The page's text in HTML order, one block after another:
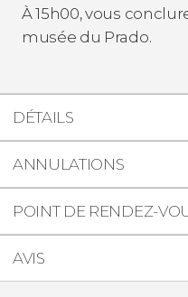
À 15h00, vous
musée du Prado.
DÉTAILS
ANNULATIONS
POINT DE RENDEZ-
AVIS